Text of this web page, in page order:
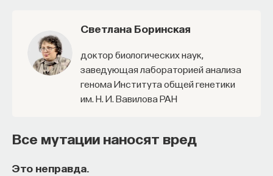
Светлана Боринская
доктор биологических наук,
заведующая лабораторией анализа
генома Института общей генетики
им. Н. И. Вавилова РАН
Все мутации наносят вред
Это неправда.